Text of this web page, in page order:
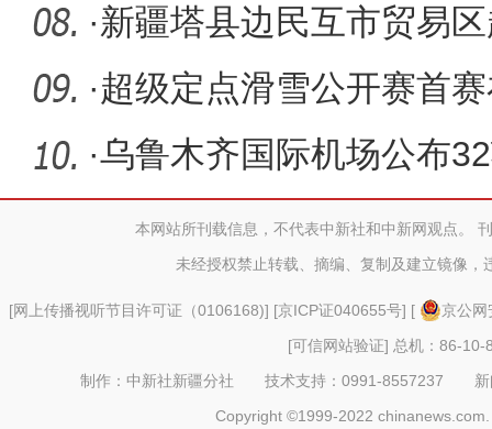
筹备中
·新疆塔县边民互市贸易
合作协议
·超级定点滑雪公开赛首
·乌鲁木齐国际机场公布
客春运路
本网站所刊载信息，不代表中新社和中新网观点。
未经授权禁止转载、摘编、复制及建立镜像，
[网上传播视听节目许可证（0106168)] [京ICP证040655号] [
京公
[可信网站验证] 总机：86-10-
制作：中新社新疆分社 技术支持：0991-8557237
Copyright ©1999-2022